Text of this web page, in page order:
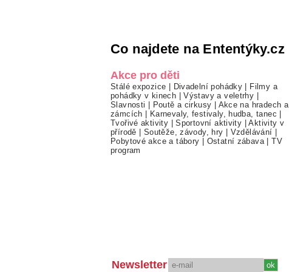
Co najdete na Ententýky.cz
Akce pro děti
Stálé expozice | Divadelní pohádky | Filmy a
pohádky v kinech |Výstavy a veletrhy |
Slavnosti | Poutě a cirkusy | Akce na hradech a
zámcích | Karnevaly, festivaly, hudba, tanec |
Tvořivé aktivity |Sportovní aktivity |Aktivity v
přírodě | Soutěže, závody, hry | Vzdělávání |
Pobytové akce a tábory | Ostatní zábava |TV
program
Newsletter